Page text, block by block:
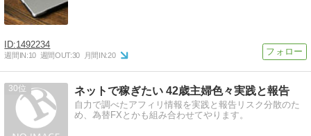
1492234
週間IN:10 週間OUT:30 月間IN:20
30 ネットで稼ぎたい 42歳主婦色々実践と報告
自力で調べたアフィリ情報を実践と報告リスク分散のた
め、為替FXとかも組み合わせてやります。